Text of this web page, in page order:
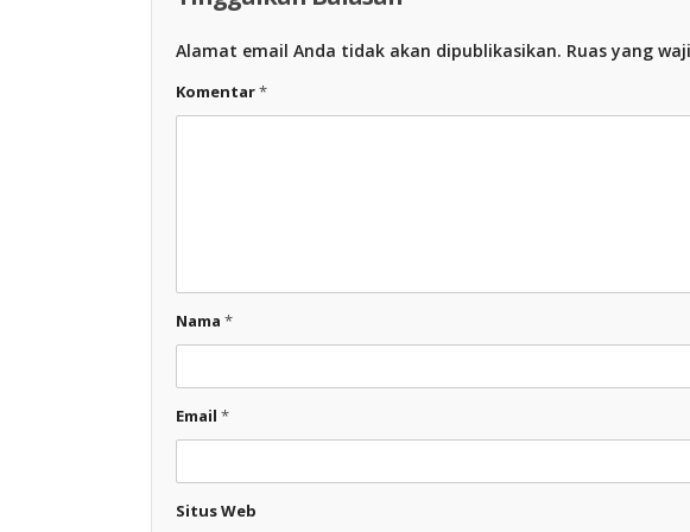
Alamat email Anda tidak akan dipublikasikan. Ruas yang
Komentar*
Nama *
Email *
Situs Web